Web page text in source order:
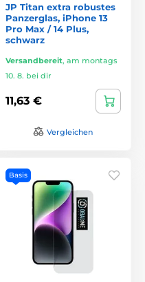
JP Titan extra robustes
Panzerglas, iPhone 13
Pro Max / 14 Plus,
schwarz
Versandbereit, am montags
10. 8. bei dir
11,63 €
Vergleichen
Basis